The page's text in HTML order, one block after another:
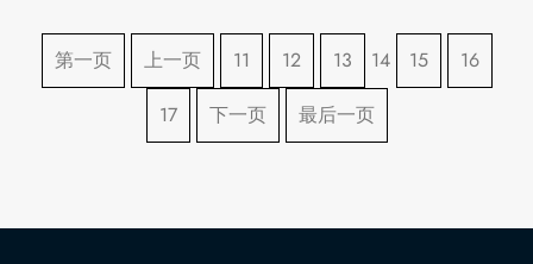
第一页 上一页 11 12 13 14 15
16
17
下一页 最后一页